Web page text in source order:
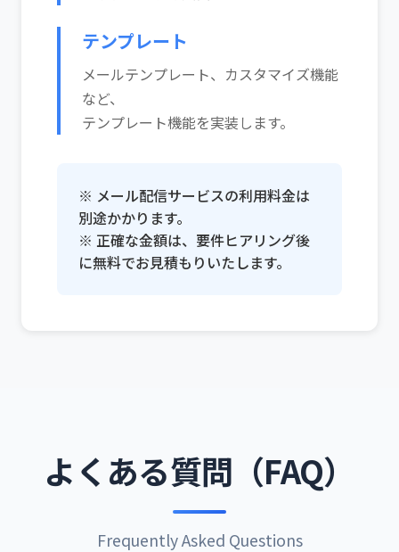
テンプレート
メールテンプレート、カスタマイズ機能
など、
テンプレート機能を実装します。
※ メール配信サービスの利用料金は
別途かかります。
※ 正確な金額は、要件ヒアリング後
に無料でお見積もりいたします。
よくある質問（FAQ）
Frequently Asked Questions